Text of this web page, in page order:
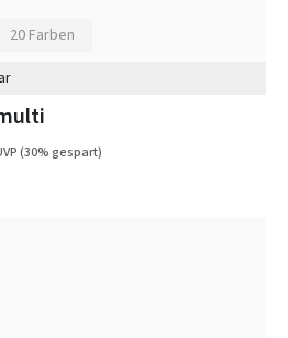
20 Farben
(30% gespart)